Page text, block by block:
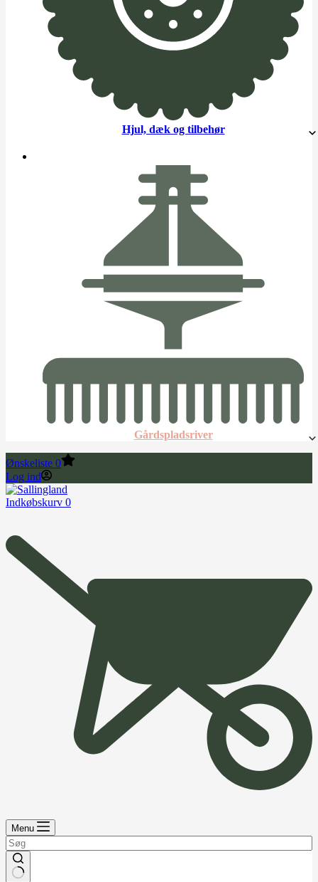
Hjul, dæk og tilbehør
Gårdspladsriver
Ønskeliste 0
Log ind
Indkøbskurv 0
Menu